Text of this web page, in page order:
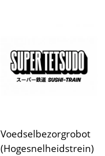
Voedselbezorgrobot
(Hogesnelheidstrein)